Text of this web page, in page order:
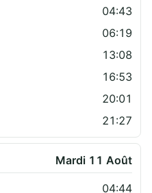
04:43
06:19
13:08
16:53
20:01
21:27
Mardi 11 Août
04:44